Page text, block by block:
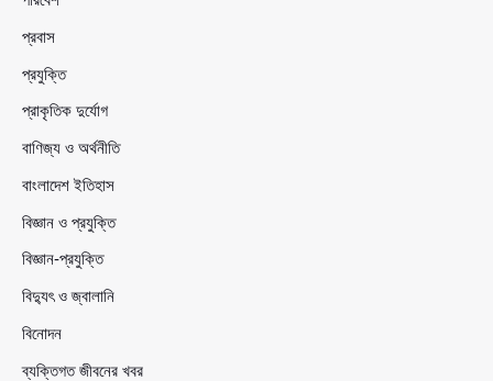
প্রবাস
প্রযুক্তি
প্রাকৃতিক দুর্যোগ
বাণিজ্য ও অর্থনীতি
বাংলাদেশ ইতিহাস
বিজ্ঞান ও প্রযুক্তি
বিজ্ঞান-প্রযুক্তি
বিদ্যুৎ ও জ্বালানি
বিনোদন
ব্যক্তিগত জীবনের খবর